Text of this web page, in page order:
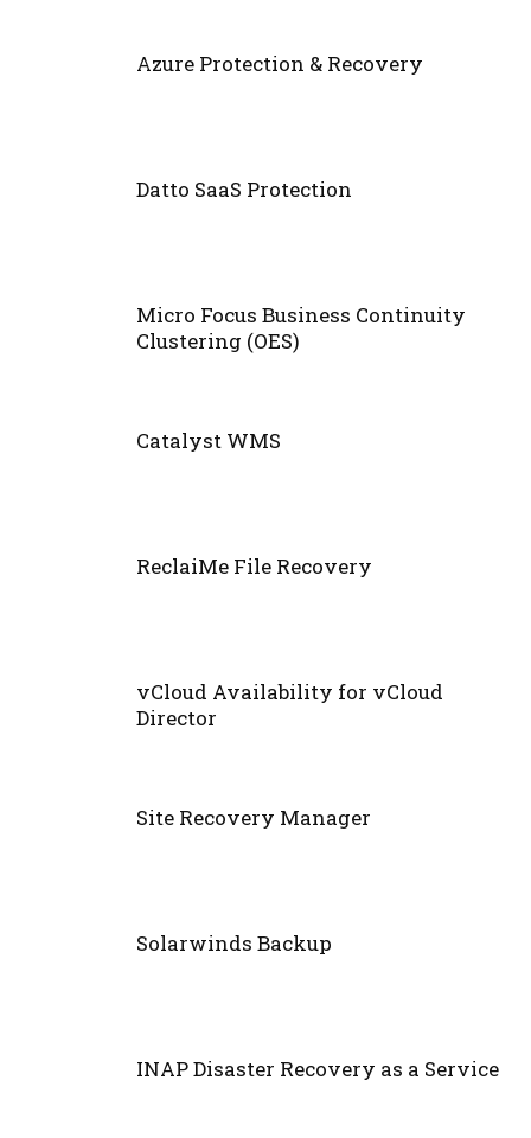
Azure Protection & Recovery
Datto SaaS Protection
Micro Focus Business Continuity
Clustering (OES)
Catalyst WMS
ReclaiMe File Recovery
vCloud Availability for vCloud
Director
Site Recovery Manager
Solarwinds Backup
INAP Disaster Recovery as a Service